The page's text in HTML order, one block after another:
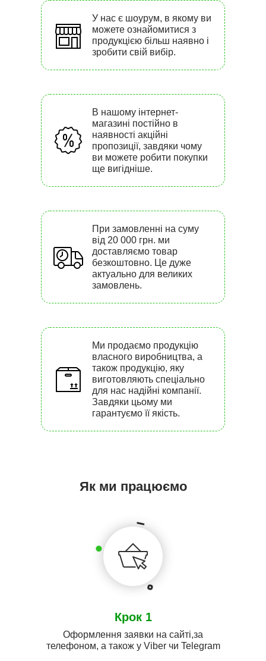
У нас є шоурум, в якому ви
можете ознайомитися з
продукцією більш наявно і
зробити свій вибір.
В нашому інтернет-
магазині постійно в
наявності акційні
пропозиції, завдяки чому
ви можете робити покупки
ще вигідніше.
При замовленні на суму
від 20 000 грн. ми
доставляємо товар
безкоштовно. Це дуже
актуально для великих
замовлень.
Ми продаємо продукцію
власного виробництва, а
також продукцію, яку
виготовляють спеціально
для нас надійні компанії.
Завдяки цьому ми
гарантуємо її якість.
Як ми працюємо
Крок 1
Оформлення заявки на сайті,за
телефоном, а також у Viber чи Telegram